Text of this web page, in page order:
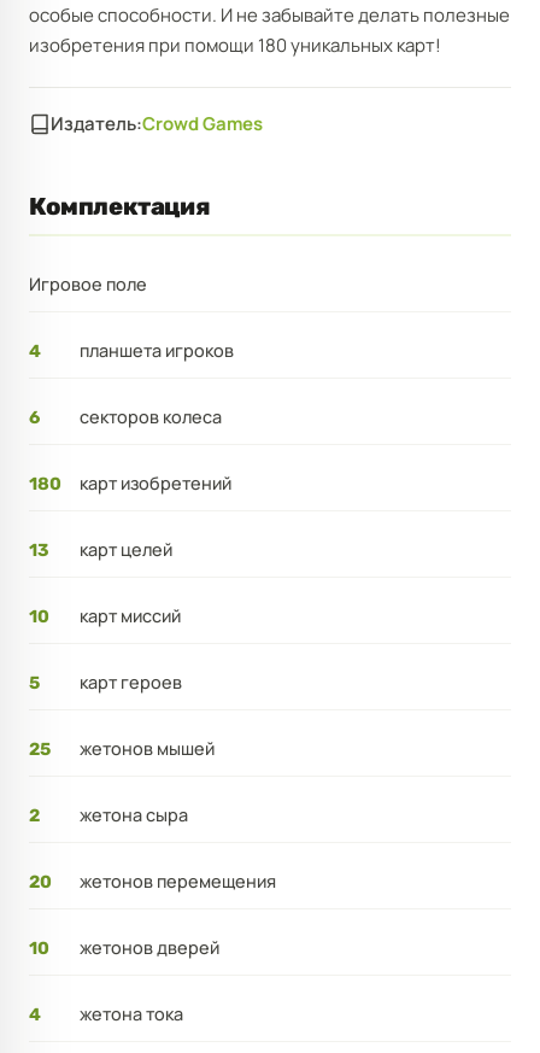
особые способности. И не забывайте делать полезные
изобретения при помощи 180 уникальных карт!
Издатель:Crowd Games
Комплектация
Игровое поле
4 планшета игроков
6 секторов колеса
180 карт изобретений
13 карт целей
10 карт миссий
5 карт героев
25 жетонов мышей
2 жетона сыра
20 жетонов перемещения
10 жетонов дверей
4 жетона тока